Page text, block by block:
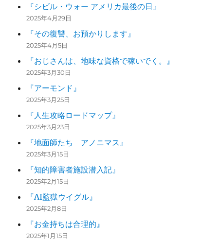
『シビル・ウォー アメリカ最後の日』
2025年4月29日
『その復讐、お預かりします』
2025年4月5日
『おじさんは、地味な資格で稼いでく。』
2025年3月30日
『アーモンド』
2025年3月25日
『人生攻略ロードマップ』
2025年3月23日
『地面師たち アノニマス』
2025年3月15日
『知的障害者施設潜入記』
2025年2月15日
『AI監獄ウイグル』
2025年2月8日
『お金持ちは合理的』
2025年1月15日